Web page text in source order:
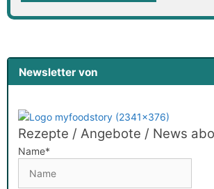
Newsletter von
Rezepte / Angebote / News
Name*